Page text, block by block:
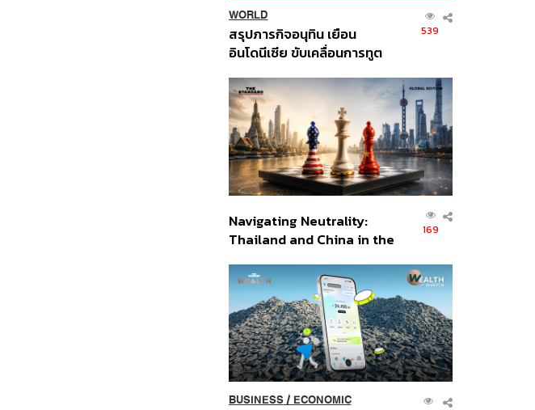
WORLD
สรุปภารกิจอนุทิน เยือน
อินโดนีเซีย ขับเคลื่อนการทูต
ส่วนยุทธศาสตร์ไทย –
อินโดนีเซีย
539
Navigating Neutrality:
Thailand and China in the
Order
169
BUSINESS/ ECONOMIC